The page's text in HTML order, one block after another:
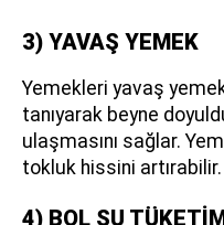
3) YAVAŞ YEMEK
Yemekleri yavaş
tanıyarak beyne
ulaşmasını sağlar.
tokluk hissini artırabilir.
4) BOL SU